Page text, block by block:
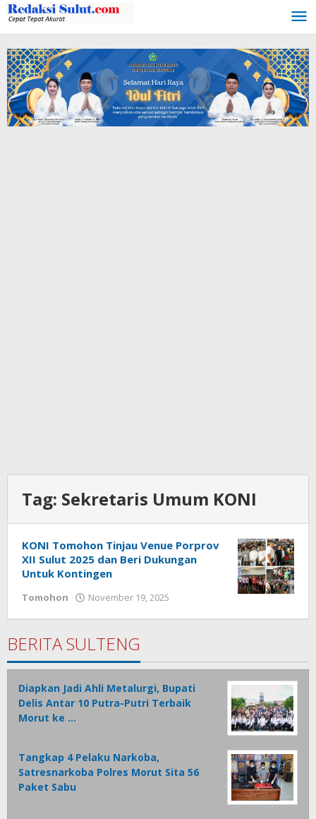
Lewati
ke
konten
Tag: Sekretaris Umum KONI
KONI Tomohon Tinjau Venue Porprov
XII Sulut 2025 dan Beri Dukungan
Untuk Kontingen
Tomohon November 19, 2025
BERITA SULTENG
Diapkan Jadi Ahli Metalurgi, Bupati
Delis Antar 10 Putra-Putri Terbaik
Morut ke …
Tangkap 4 Pelaku Narkoba,
Satresnarkoba Polres Morut Sita 56
Paket Sabu